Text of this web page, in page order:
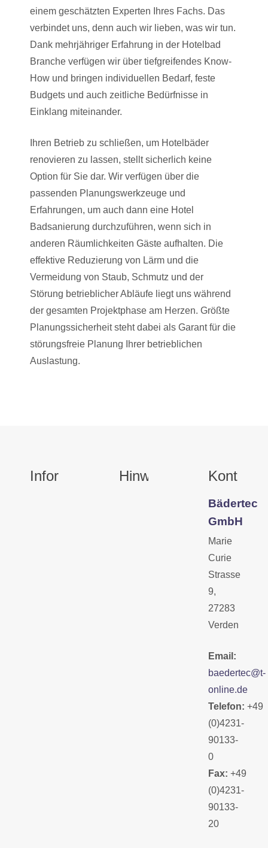
einem geschätzten Experten Ihres Fachs. Das
verbindet uns, denn auch wir lieben, was wir tun.
Dank mehrjähriger Erfahrung in der Hotelbad
Branche verfügen wir über tiefgreifendes Know-
How und bringen individuellen Bedarf, feste
Budgets und auch zeitliche Bedürfnisse in
Einklang miteinander.
Ihren Betrieb zu schließen, um Hotelbäder
renovieren zu lassen, stellt sicherlich keine
Option für Sie dar. Wir verfügen über die
passenden Planungswerkzeuge und
Erfahrungen, um auch dann eine Hotel
Badsanierung durchzuführen, wenn sich in
anderen Räumlichkeiten Gäste aufhalten. Die
effektive Reduzierung von Lärm und die
Vermeidung von Staub, Schmutz und der
Störung betrieblicher Abläufe liegt uns während
der gesamten Projektphase am Herzen. Größte
Planungssicherheit steht dabei als Garant für die
störungsfreie Planung Ihrer betrieblichen
Auslastung.
Informationen Hinweise Kontakt
Bädertec
GmbH
Marie
Curie
Strasse
9,
27283
Verden
Email:
baedertec@t-
online.de
Telefon: +49
(0)4231-
90133-
0
Fax: +49
(0)4231-
90133-
20